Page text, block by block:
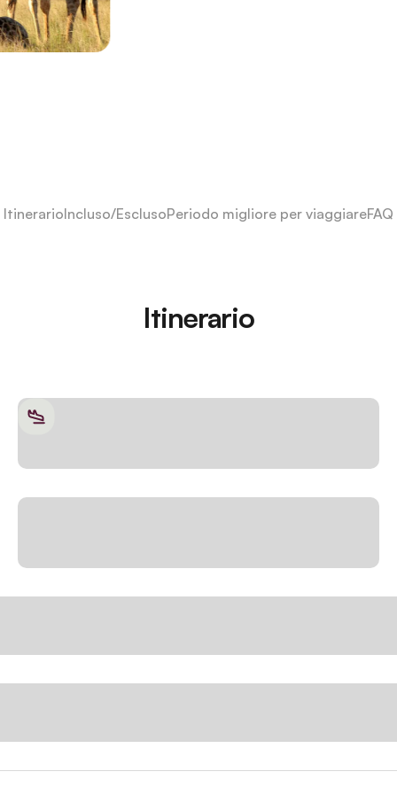
ItinerarioIncluso/EsclusoPeriodo migliore per viaggiareFAQ
Itinerario